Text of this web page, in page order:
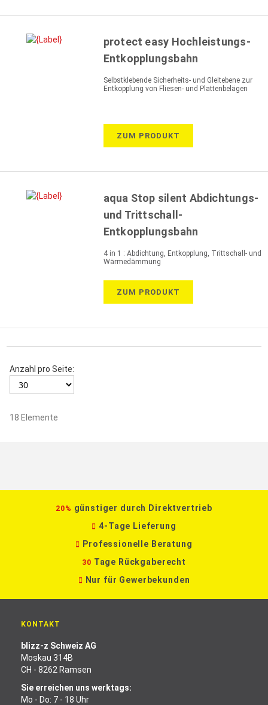
protect easy Hochleistungs-
Entkopplungsbahn
Selbstklebende Sicherheits- und Gleitebene zur
Entkopplung von Fliesen- und Plattenbelägen
ZUM PRODUKT
aqua Stop silent Abdichtungs-
und Trittschall-
Entkopplungsbahn
4 in 1 : Abdichtung, Entkopplung, Trittschall- und
Wärmedämmung
ZUM PRODUKT
Anzahl pro Seite:
18 Elemente
20% günstiger durch Direktvertrieb
4-Tage Lieferung
Professionelle Beratung
30 Tage Rückgaberecht
Nur für Gewerbekunden
KONTAKT
blizz-z Schweiz AG
Moskau 314B
CH - 8262 Ramsen
Sie erreichen uns werktags:
Mo - Do: 7 - 18 Uhr